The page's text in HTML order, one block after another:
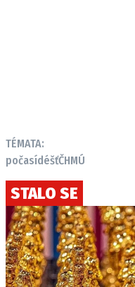
TÉMATA:
počasídéšťČHMÚ
STALO SE